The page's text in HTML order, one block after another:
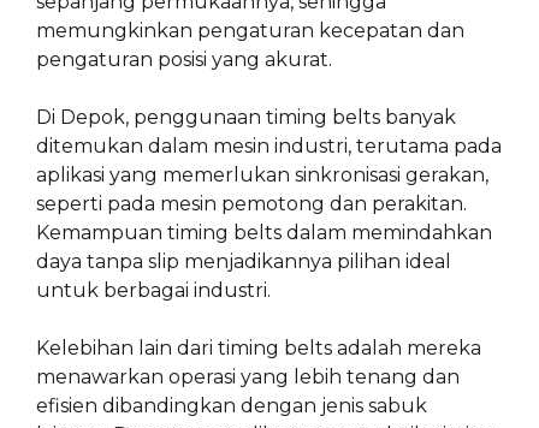
memungkinkan pengaturan kecepatan dan
pengaturan posisi yang akurat.
Di Depok, penggunaan timing belts banyak
ditemukan dalam mesin industri, terutama pada
aplikasi yang memerlukan sinkronisasi gerakan,
seperti pada mesin pemotong dan perakitan.
Kemampuan timing belts dalam memindahkan
daya tanpa slip menjadikannya pilihan ideal
untuk berbagai industri.
Kelebihan lain dari timing belts adalah mereka
menawarkan operasi yang lebih tenang dan
efisien dibandingkan dengan jenis sabuk